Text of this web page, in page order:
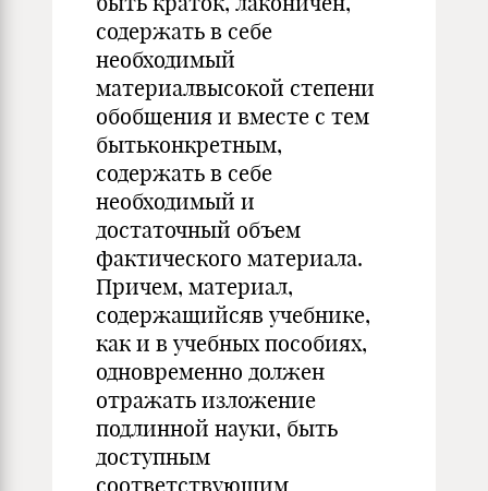
содержать в себе
необходимый
материалвысокой степени
обобщения и вместе с тем
бытьконкретным,
содержать в себе
необходимый и
достаточный объем
фактического материала.
Причем, материал,
содержащийсяв учебнике,
как и в учебных пособиях,
одновременно должен
отражать изложение
подлинной науки, быть
доступным
соответствующим